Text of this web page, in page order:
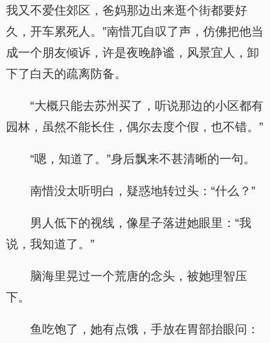
我又不爱住郊区，爸妈那边出来逛个街都要好
久，开车累死人。”南惜兀自叹了声，仿佛把他当
成一个朋友倾诉，许是夜晚静谧，风景宜人，卸
下了白天的疏离防备。
“大概只能去苏州买了，听说那边的小区都有
园林，虽然不能长住，偶尔去度个假，也不错。”
“嗯，知道了。”身后飘来不甚清晰的一句。
南惜没太听明白，疑惑地转过头：“什么？”
男人低下的视线，像星子落进她眼里：“我
说，我知道了。”
脑海里晃过一个荒唐的念头，被她理智压
下。
鱼吃饱了，她有点饿，手放在胃部抬眼问：